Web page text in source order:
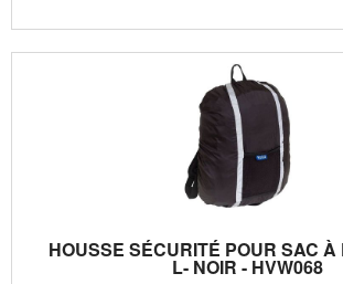
HOUSSE SÉCURITÉ POUR SAC À
L- NOIR - HVW068